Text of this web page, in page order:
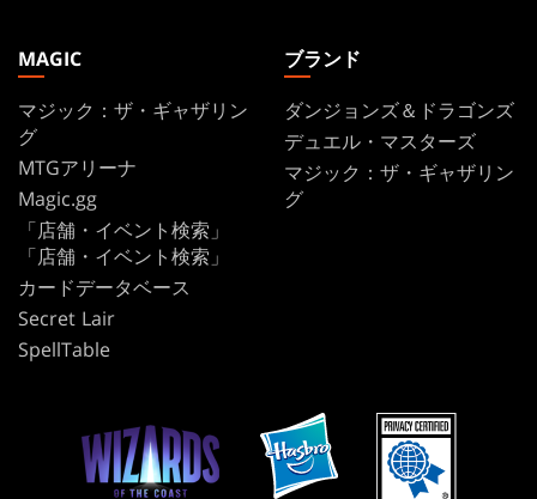
MAGIC
マジック：ザ・ギャザリン
グ
MTGアリーナ
Magic.gg
「店舗・イベント検索」
「店舗・イベント検索」
カードデータベース
Secret Lair
SpellTable
ブランド
ダンジョンズ＆ドラゴンズ
デュエル・マスターズ
マジック：ザ・ギャザリン
グ